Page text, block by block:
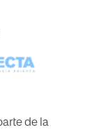
de la